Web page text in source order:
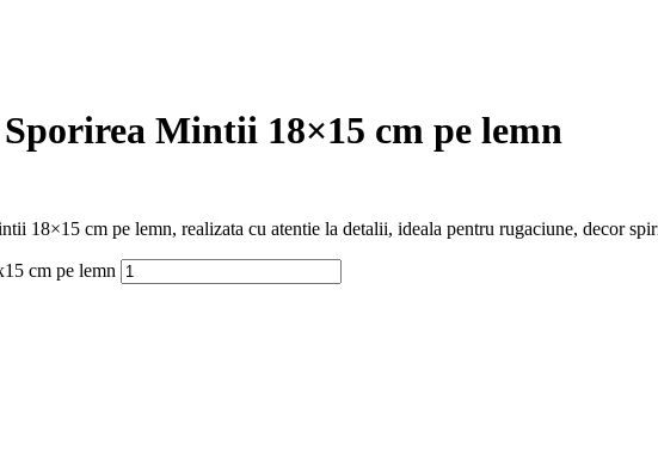
Mintii 18×15 cm pe lemn
18×15 cm pe lemn, realizata cu atentie la detalii, ideala pentru rugaciune, decor
cm pe lemn